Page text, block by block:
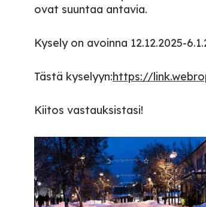
ovat suuntaa antavia.
Kysely on avoinna 12.12.2025-
Tästä kyselyyn:https://
Kiitos vastauksistasi!